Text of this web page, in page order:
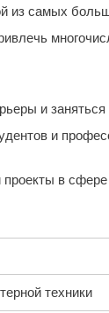
из самых
и
и
в
техники